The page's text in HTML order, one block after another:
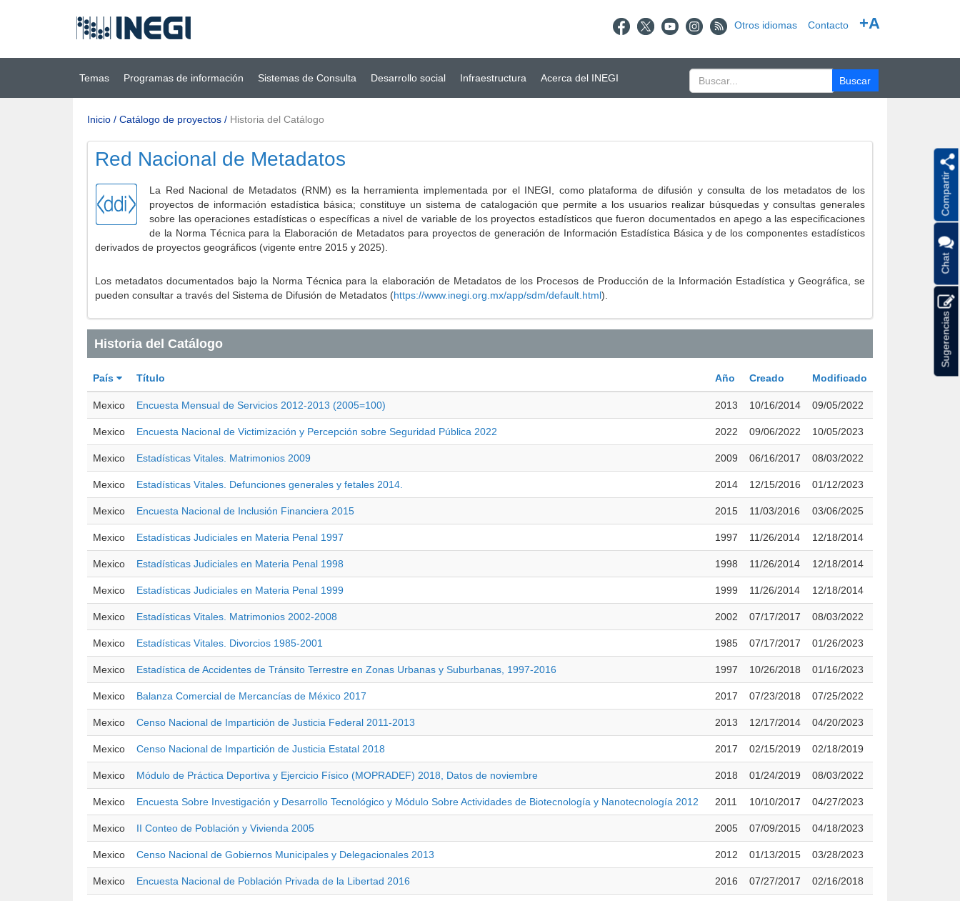
principal
(INEGI) Otros idiomas Contacto +A
Temas Programas de información Sistemas de Consulta Desarrollo social Infraestructura Acerca del INEGI
Inicio / Catálogo de proyectos / Historia del Catálogo
Red Nacional de Metadatos
La Red Nacional de Metadatos (RNM) es la herramienta implementada por el INEGI, como plataforma de difusión y consulta de los metadatos de los
proyectos de información estadística básica; constituye un sistema de catalogación que permite a los usuarios realizar búsquedas y consultas generales
sobre las operaciones estadísticas o específicas a nivel de variable de los proyectos estadísticos que fueron documentados en apego a las especificaciones
de la Norma Técnica para la Elaboración de Metadatos para proyectos de generación de Información Estadística Básica y de los componentes estadísticos
derivados de proyectos geográficos (vigente entre 2015 y 2025).
Los metadatos documentados bajo la Norma Técnica para la elaboración de Metadatos de los Procesos de Producción de la Información Estadística y Geográfica, se
pueden consultar a través del Sistema de Difusión de Metadatos (https://www.inegi.org.mx/app/sdm/default.html).
Historia del Catálogo
País Título Año Creado Modificado
Mexico Encuesta Mensual de Servicios 2012-2013 (2005=100) 2013 10/16/2014 09/05/2022
Mexico Encuesta Nacional de Victimización y Percepción sobre Seguridad Pública 2022 2022 09/06/2022 10/05/2023
Mexico Estadísticas Vitales. Matrimonios 2009 2009 06/16/2017 08/03/2022
Mexico Estadísticas Vitales. Defunciones generales y fetales 2014. 2014 12/15/2016 01/12/2023
Mexico Encuesta Nacional de Inclusión Financiera 2015 2015 11/03/2016 03/06/2025
Mexico Estadísticas Judiciales en Materia Penal 1997 1997 11/26/2014 12/18/2014
Mexico Estadísticas Judiciales en Materia Penal 1998 1998 11/26/2014 12/18/2014
Mexico Estadísticas Judiciales en Materia Penal 1999 1999 11/26/2014 12/18/2014
Mexico Estadísticas Vitales. Matrimonios 2002-2008 2002 07/17/2017 08/03/2022
Mexico Estadísticas Vitales. Divorcios 1985-2001 1985 07/17/2017 01/26/2023
Mexico Estadística de Accidentes de Tránsito Terrestre en Zonas Urbanas y Suburbanas, 1997-2016 1997 10/26/2018 01/16/2023
Mexico Balanza Comercial de Mercancías de México 2017 2017 07/23/2018 07/25/2022
Mexico Censo Nacional de Impartición de Justicia Federal 2011-2013 2013 12/17/2014 04/20/2023
Mexico Censo Nacional de Impartición de Justicia Estatal 2018 2017 02/15/2019 02/18/2019
Mexico Módulo de Práctica Deportiva y Ejercicio Físico (MOPRADEF) 2018, Datos de noviembre 2018 01/24/2019 08/03/2022
Mexico Encuesta Sobre Investigación y Desarrollo Tecnológico y Módulo Sobre Actividades de Biotecnología y Nanotecnología 2012 2011 10/10/2017 04/27/2023
Mexico II Conteo de Población y Vivienda 2005 2005 07/09/2015 04/18/2023
Mexico Censo Nacional de Gobiernos Municipales y Delegacionales 2013 2012 01/13/2015 03/28/2023
Mexico Encuesta Nacional de Población Privada de la Libertad 2016 2016 07/27/2017 02/16/2018
Compartir
Chat
Sugerencias